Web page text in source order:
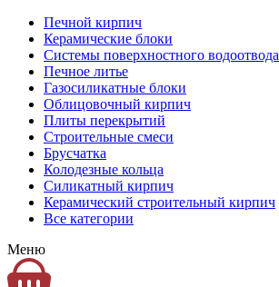
Печной кирпич
Керамические блоки
Системы поверхностного водоотвода
Печное литье
Газосиликатные блоки
Облицовочный кирпич
Плиты перекрытий
Строительные смеси
Брусчатка
Колодезные кольца
Силикатный кирпич
Керамический строительный кирпич
Все категории
Меню